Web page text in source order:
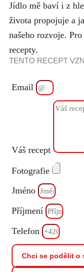
Jídlo mě baví i z
života propojuje a
našeho rozvoje.
recepty.
TENTO RECEPT
Email
Váš recept
Fotografie
Jméno
Příjmení
Telefon
Chci se podělit o